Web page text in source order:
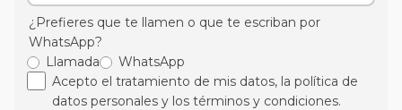
¿Prefieres que te llamen o que te escriban por
WhatsApp?
Llamada
WhatsApp
Acepto el tratamiento de mis datos, la política de
datos personales y los términos y condiciones.